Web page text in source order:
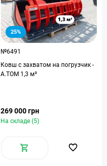
25%
№6491
Ковш с захватом на погрузчик -
А.ТОМ 1,3 м³
269 000 грн
На складе (5)